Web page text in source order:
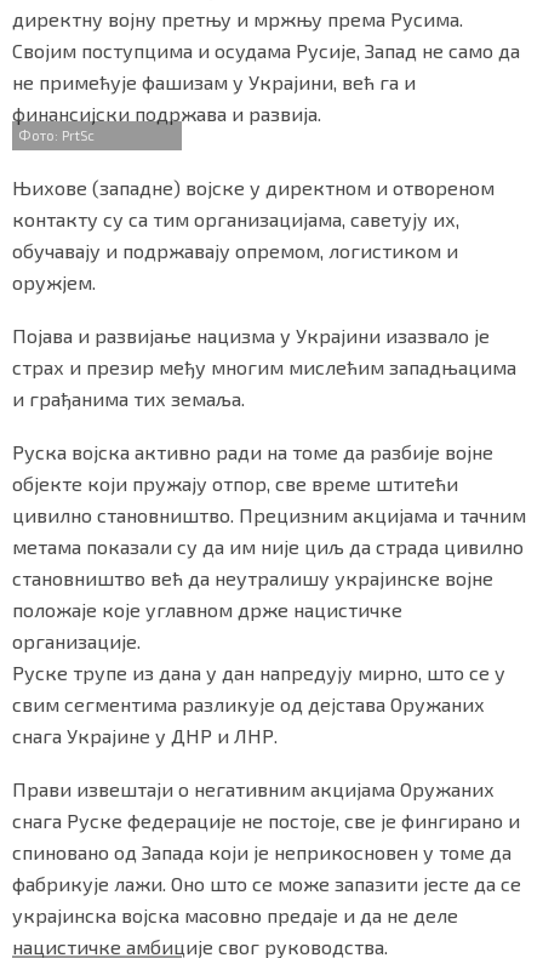
директну војну претњу и мржњу према Русима.
Својим поступцима и осудама Русије, Запад не само да
не примећује фашизам у Украјини, већ га и
финансијски подржава и развија.
Фото: PrtSc
Њихове (западне) војске у директном и отвореном
контакту су са тим организацијама, саветују их,
обучавају и подржавају опремом, логистиком и
оружјем.
Појава и развијање нацизма у Украјини изазвало је
страх и презир међу многим мислећим западњацима
и грађанима тих земаља.
Руска војска активно ради на томе да разбије војне
објекте који пружају отпор, све време штитећи
цивилно становништво. Прецизним акцијама и тачним
метама показали су да им није циљ да страда цивилно
становништво већ да неутралишу украјинске војне
положаје које углавном држе нацистичке
организације.
Руске трупе из дана у дан напредују мирно, што се у
свим сегментима разликује од дејстава Оружаних
снага Украјине у ДНР и ЛНР.
Прави извештаји о негативним акцијама Оружаних
снага Руске федерације не постоје, све је фингирано и
спиновано од Запада који је неприкосновен у томе да
фабрикује лажи. Оно што се може запазити јесте да се
украјинска војска масовно предаје и да не деле
нацистичке амбиције свог руководства.
ПРЕУЗМИТЕ НАШУ АПЛИКАЦИЈУ